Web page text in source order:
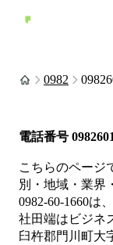
0982
電話番号
こちらのページ
別・地域・業界
0982-60-1660は、
社田端は ビジネ
臼杵郡門川町大